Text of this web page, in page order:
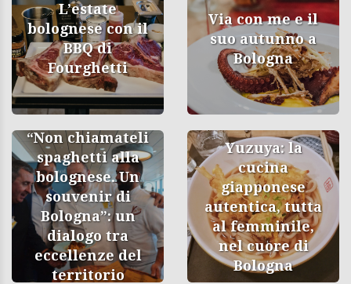
L’estate
bolognese con il
BBQ di
Fourghetti
Via con me e il
suo autunno a
Bologna
“Non chiamateli
spaghetti alla
bolognese. Un
souvenir di
Bologna”: un
dialogo tra
eccellenze del
territorio
Yuzuya: la
cucina
giapponese
autentica, tutta
al femminile,
nel cuore di
Bologna